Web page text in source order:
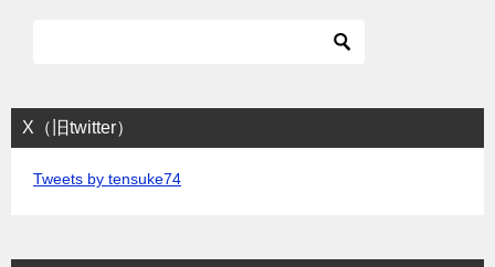
X（旧twitter）
Tweets by tensuke74